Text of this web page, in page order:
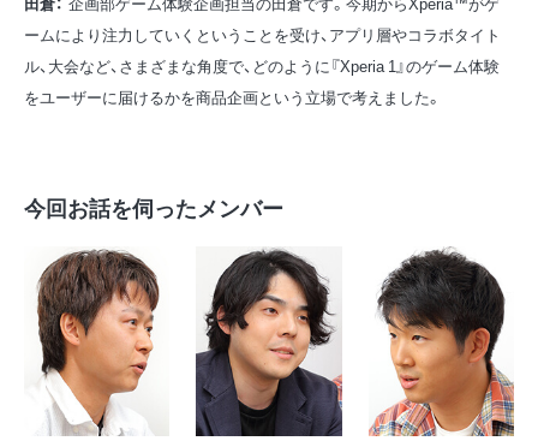
ームにより注力していくということを受け、アプリ層やコラボタイト
ル、大会など、さまざまな角度で、どのように『Xperia 1』のゲーム体験
をユーザーに届けるかを商品企画という立場で考えました。
今回お話を伺ったメンバー